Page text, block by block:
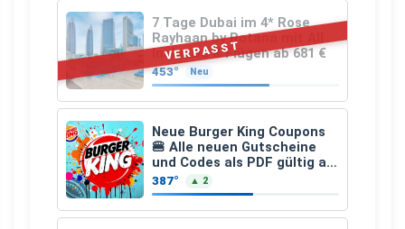
VERPASST
7 Tage Dubai im 4* Rose
Rayhaan by Rotana mit All
Inclusive & Flügen ab 681 €
453° Neu
Neue Burger King Coupons
🍔 Alle neuen Gutscheine
und Codes als PDF gültig ab
25.07.2026 bis 04.09.2026
387° ▲ 2